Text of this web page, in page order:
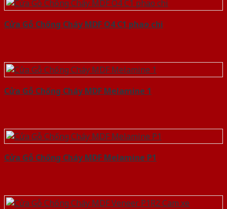
Cửa Gỗ Chống Cháy MDF O4 C1 phao chi
Cửa Gỗ Chống Cháy MDF Melamine 1
Cửa Gỗ Chống Cháy MDF Melamine P1